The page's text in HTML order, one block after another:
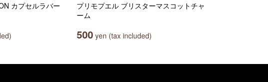
カプセルラバー
プリモプエル ブリスターマスコットチャ
ーム
500 yen (tax included)